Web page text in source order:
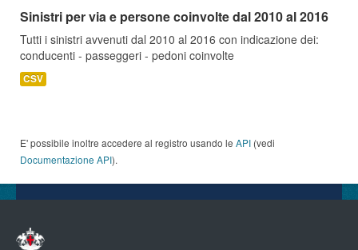
Sinistri per via e persone coinvolte dal 2010 al 2016
Tutti i sinistri avvenuti dal 2010 al 2016 con indicazione dei:
conducenti - passeggeri - pedoni coinvolte
CSV
E' possibile inoltre accedere al registro usando le API (vedi
Documentazione API).